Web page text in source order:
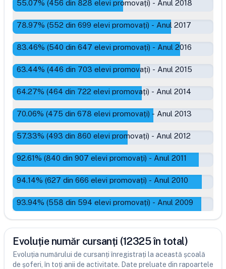
55.07% (456 din 828 elevi promovați) - Anul 2018
78.97% (552 din 699 elevi promovați) - Anul 2017
83.46% (540 din 647 elevi promovați) - Anul 2016
63.44% (446 din 703 elevi promovați) - Anul 2015
64.27% (464 din 722 elevi promovați) - Anul 2014
70.06% (475 din 678 elevi promovați) - Anul 2013
57.33% (493 din 860 elevi promovați) - Anul 2012
92.61% (840 din 907 elevi promovați) - Anul 2011
94.14% (627 din 666 elevi promovați) - Anul 2010
93.94% (558 din 594 elevi promovați) - Anul 2009
Evoluție număr cursanți (12325 în total)
Evoluția numărului de cursanți înregistrați la această școală
de șoferi, în toți anii de activitate. Date preluate din rapoartele